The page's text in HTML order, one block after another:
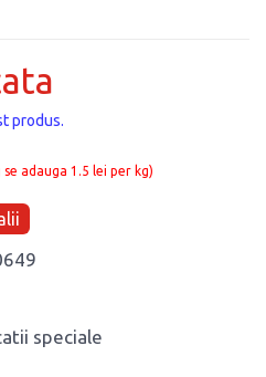
produs.
adauga 1.5 lei per kg)
speciale